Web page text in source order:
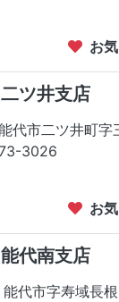
お
ツ井支店
代市二ツ井町字
3026
お
代南支店
代市字寿域長